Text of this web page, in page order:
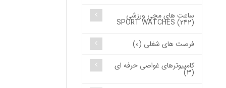
ساعت های مچی ورزشی
SPORT WATCHES (242)
فرصت های شغلی (0)
کامپیوترهای غواصی حرفه ای
(3)